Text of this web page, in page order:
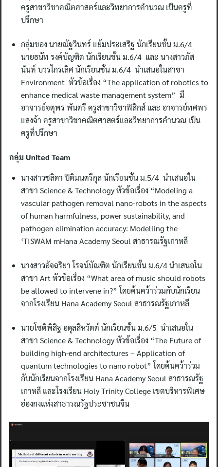
ครูสาขาวิชาคณิตศาสตร์และวิทยาการคำนวณ เป็นครูที่
ปรึกษา
กลุ่มของ นายณัฐวินทร์ แย้มประเสริฐ นักเรียนชั้น ม.6/4
นายธนัท รงค์บัญฑิต นักเรียนชั้น ม.6/4 และ นางสาวภัส
นันท์ บวรไกรเลิศ นักเรียนชั้น ม.6/4 นำเสนอในสาขา
Environment หัวข้อเรื่อง “The application of robotics to
enhance medical waste management system” มี
อาจารย์จตุพร พันตรี ครูสาขาวิชาฟิสิกส์ และ อาจารย์ทศพร
แสงจ้า ครูสาขาวิชาคณิตศาสตร์และวิทยาการคำนวณ เป็น
ครูที่ปรึกษา
กลุ่ม United Team
นางสาวชลิดา ปิติมนตรีกุล นักเรียนชั้น ม.5/4 นำเสนอใน
สาขา Science & Technology หัวข้อเรื่อง “Modeling a
vascular pathogen removal nano-robots in the aspects
of human harmfulness, power sustainability, and
pathogen elimination accuracy: Modelling the
‘TISWAM mHana Academy Seoul สาธารณรัฐเกาหลี
นางสาวอัจฉริยา โรจน์บัณฑิต นักเรียนชั้น ม.6/4 นำเสนอใน
สาขา Art หัวข้อเรื่อง “What area of music should robots
be allowed to intervene in?” โดยค้นคว้าร่วมกับนักเรียน
จากโรงเรียน Hana Academy Seoul สาธารณรัฐเกาหลี
นายโชติพิสิฐ อดุลสีหวัตต์ นักเรียนชั้น ม.6/5 นำเสนอใน
สาขา Science & Technology หัวข้อเรื่อง “The Future of
building high-end architectures – Application of
quantum technologies to nano robot” โดยค้นคว้าร่วม
กับนักเรียนจากโรงเรียน Hana Academy Seoul สาธารณรัฐ
เกาหลี และโรงเรียน Holy Trinity College เขตบริหารพิเศษ
ฮ่องกงแห่งสาธารณรัฐประชาชนจีน